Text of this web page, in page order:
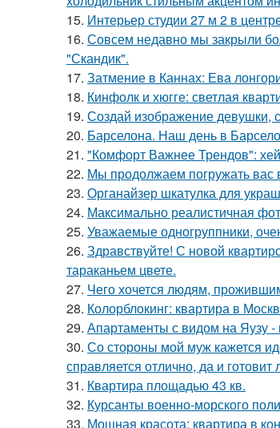
15. Интерьер студии 27 м 2 в
16. Совсем недавно мы закрыли
"Скандик".
17. Затмение в Каннах: Ева
18. Кинфолк и хюгге: светлая
19. Создай изображение девушки,
20. Барселона. Наш день в
21. "Комфорт Важнее Трендов":
22. Мы продолжаем погружать вас
23. Органайзер шкатулка для
24. Максимально реалистичная
25. Уважаемые одногруппники,
26. Здравствуйте! С новой
тараканьем цвете.
27. Чего хочется людям,
28. Колорблокинг: квартира в
29. Апартаменты с видом на Яузу -
30. Со стороны мой муж кажется
справляется отлично, да и готовит
31. Квартира площадью 43 кв.
32. Курсанты военно-морского
33. Мощная красота: квартира в